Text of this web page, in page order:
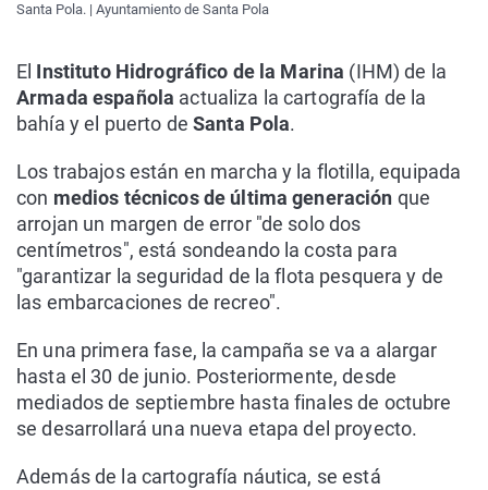
Santa Pola. | Ayuntamiento de Santa Pola
El Instituto Hidrográfico de la Marina (IHM) de la
Armada española actualiza la cartografía de la
bahía y el puerto de Santa Pola.
Los trabajos están en marcha y la flotilla, equipada
con medios técnicos de última generación que
arrojan un margen de error "de solo dos
centímetros", está sondeando la costa para
"garantizar la seguridad de la flota pesquera y de
las embarcaciones de recreo".
En una primera fase, la campaña se va a alargar
hasta el 30 de junio. Posteriormente, desde
mediados de septiembre hasta finales de octubre
se desarrollará una nueva etapa del proyecto.
Además de la cartografía náutica, se está